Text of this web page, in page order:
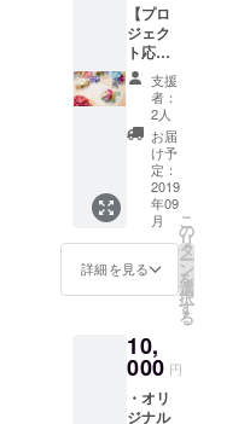
【プロ
ジェク
ト応
援！！
コー
ス】 ☆
とにか
く阿部
遥奈を
応援し
たい方
へ☆ ・
直筆
メッ
セージ
入り世
の写真1
枚 ・心
のこ
もった
お礼の
支援
者：
2人
お届
け予
定：
2019
年09
月
詳細を見る
こ
の
リ
タ
ー
ン
を
選
択
す
る
10,
000 円
・オリ
ジナル